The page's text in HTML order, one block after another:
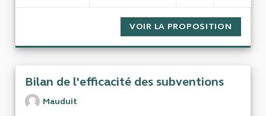
VOIR LA PROPOSITION
Bilan de l'efficacité des subventions
Mauduit